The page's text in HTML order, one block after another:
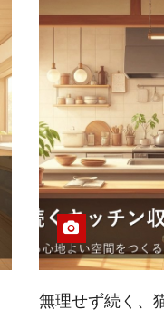
無理せず続く、